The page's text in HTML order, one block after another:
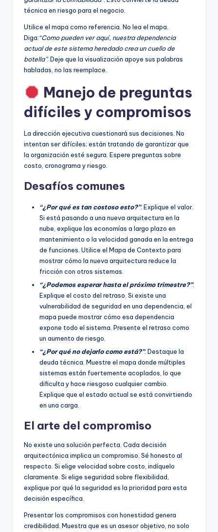
técnica en riesgo para el negocio.
Utilice el mapa como referencia. No lea el mapa.
Diga:“Como pueden ver aquí, nuestra dependencia
actual de este sistema heredado crea un cuello de
botella”. Deje que la visualización apoye sus palabras
habladas, no las reemplace.
Manejo de preguntas
difíciles y compromisos
La dirección ejecutiva cuestionará sus decisiones. No
intentan ser difíciles; están tratando de garantizar que
la organización esté segura. Espere preguntas sobre
costo, cronograma y riesgo.
Desafíos comunes
“¿Por qué es tan costoso esto?”: Explique el valor.
Si está pasando a una nueva arquitectura en la
nube, explique las economías a largo plazo en
mantenimiento o la velocidad ganada en la entrega
de funciones. Utilice el Mapa de Contexto para
mostrar cómo la nueva arquitectura reduce la
fricción con otros sistemas.
“¿Podemos esperar hasta el próximo trimestre?”:
Explique el costo del retraso. Si existe una
vulnerabilidad de seguridad en una dependencia, el
mapa puede mostrar cómo esa dependencia
expone todo el sistema. Presente el retraso como
un aumento de riesgo.
“¿Por qué no dejarlo como está?”: Destaque la
deuda técnica. Muestre el mapa donde múltiples
sistemas están fuertemente acoplados, lo que
dificulta y hace riesgoso cualquier cambio.
Explique que el estado actual se está convirtiendo
en una carga.
El arte del compromiso
No existe una solución perfecta. Cada decisión
arquitectónica implica un compromiso. Sé honesto al
respecto. Si elige velocidad sobre costo, indíquelo
claramente. Si elige seguridad sobre flexibilidad,
explique por qué la seguridad es la prioridad para esta
decisión específica.
Presentar los compromisos con honestidad genera
credibilidad. Muestra que es un asesor objetivo, no solo